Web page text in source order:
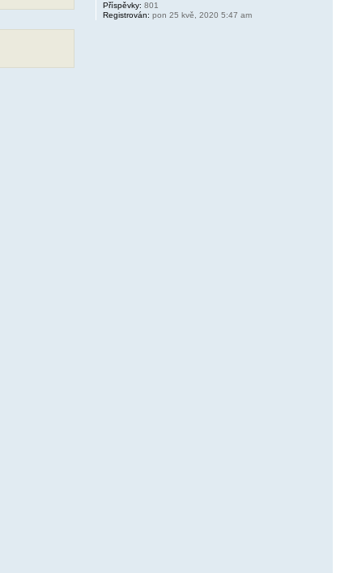
Příspěvky: 801
Registrován: pon 25 kvě, 2020 5:47 am